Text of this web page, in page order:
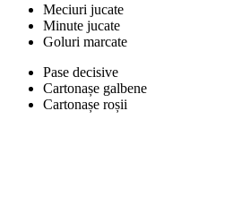
Meciuri jucate
Minute jucate
Goluri marcate
Pase decisive
Cartonașe galbene
Cartonașe roșii